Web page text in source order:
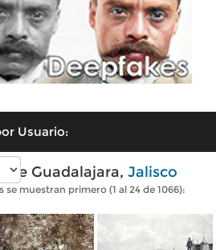
Usuario:
de Guadalajara, Jalisco
muestran primero (1 al 24 de 1066):